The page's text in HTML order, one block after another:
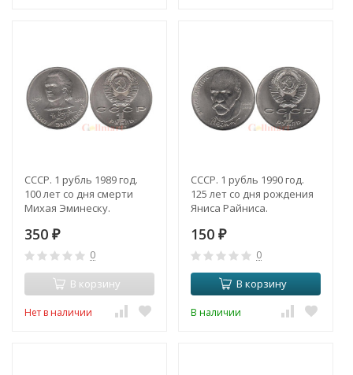
СССР. 1 рубль 1989 год.
100 лет со дня смерти
Михая Эминеску.
350 ₽
0
В корзину
Нет в наличии
СССР. 1 рубль 1990 год.
125 лет со дня рождения
Яниса Райниса.
150 ₽
0
В корзину
В наличии